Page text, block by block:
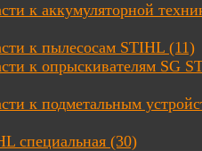
к аккумуляторной
к пылесосам STIHL (11)
к опрыскивателям SG
к подметальным
специальная (30)